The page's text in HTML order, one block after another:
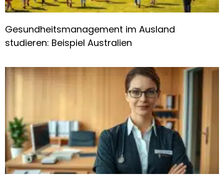
Gesundheitsmanagement im Ausland
studieren: Beispiel Australien